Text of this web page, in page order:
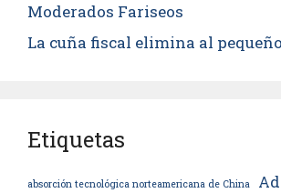
Moderados Fariseos
La cuña fiscal elimina al
Etiquetas
absorción tecnológica norteamericana de China